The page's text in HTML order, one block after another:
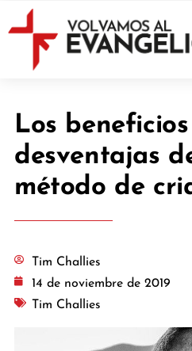
Los
desventajas
método de
Tim Challies
14 de noviembre de 2019
Tim Challies